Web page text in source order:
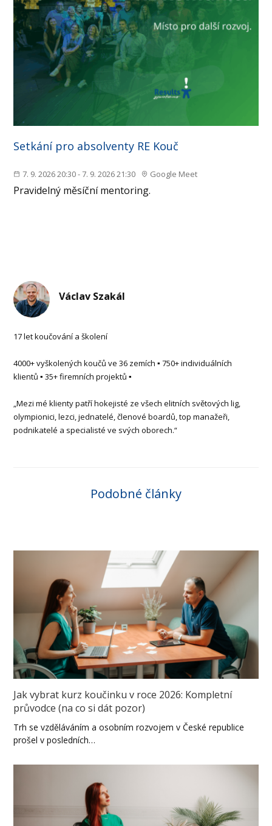
Setkání pro absolventy RE Kouč
7. 9. 2026 20:30 - 7. 9. 2026 21:30 Google Meet
Pravidelný měsíční mentoring.
Václav Szakál
17 let koučování a školení
4000+ vyškolených koučů ve 36 zemích ▪ 750+ individuálních
klientů ▪ 35+ firemních projektů ▪
„Mezi mé klienty patří hokejisté ze všech elitních světových lig,
olympionici, lezci, jednatelé, členové boardů, top manažeři,
podnikatelé a specialisté ve svých oborech.“
Podobné články
Jak vybrat kurz koučinku v roce 2026: Kompletní
průvodce (na co si dát pozor)
Trh se vzděláváním a osobním rozvojem v České republice
prošel v posledních…